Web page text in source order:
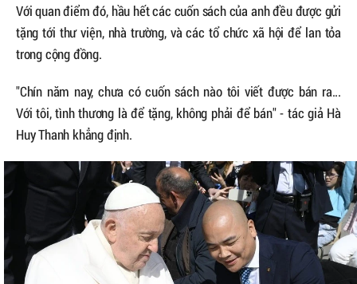
Với quan điểm đó, hầu hết các cuốn sách của anh đều được gửi
tặng tới thư viện, nhà trường, và các tổ chức xã hội để lan tỏa
trong cộng đồng.
"Chín năm nay, chưa có cuốn sách nào tôi viết được bán ra...
Với tôi, tình thương là để tặng, không phải để bán" - tác giả Hà
Huy Thanh khẳng định.